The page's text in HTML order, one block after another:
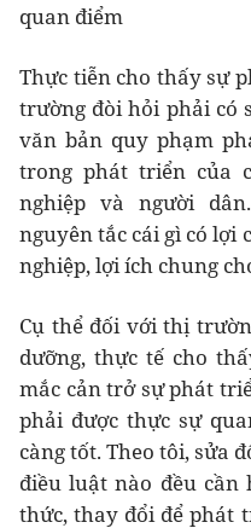
quan điểm
Thực tiễn cho thấy sự
trường đòi hỏi phải có
văn bản quy phạm
trong phát triển của
nghiệp và người
nguyên tắc cái gì có lợi
nghiệp, lợi ích chung
Cụ thể đối với thị
dưỡng, thực tế cho
mắc cản trở sự phát
phải được thực sự
càng tốt. Theo tôi, sửa
điều luật nào đều
thức, thay đổi để phát